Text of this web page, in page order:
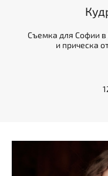
Съемка для Софии в
и прическа